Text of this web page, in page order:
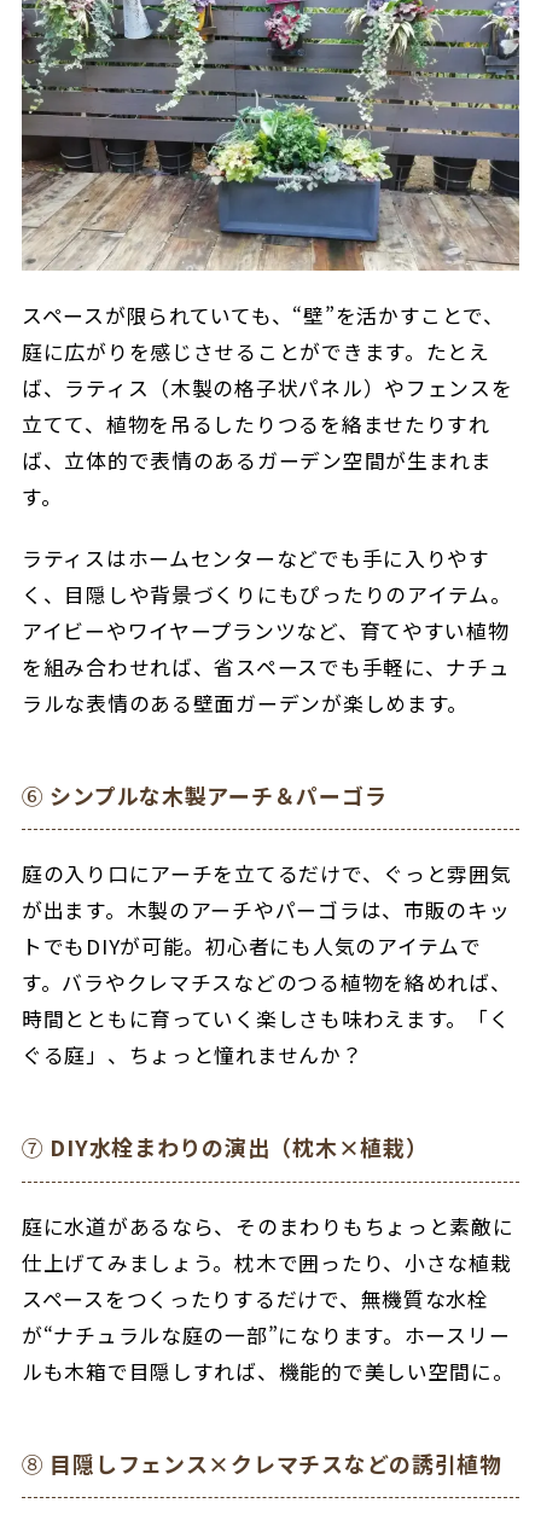
スペースが限られていても、“壁”を活かすことで、
庭に広がりを感じさせることができます。たとえ
ば、ラティス（木製の格子状パネル）やフェンスを
立てて、植物を吊るしたりつるを絡ませたりすれ
ば、立体的で表情のあるガーデン空間が生まれま
す。
ラティスはホームセンターなどでも手に入りやす
く、目隠しや背景づくりにもぴったりのアイテム。
アイビーやワイヤープランツなど、育てやすい植物
を組み合わせれば、省スペースでも手軽に、ナチュ
ラルな表情のある壁面ガーデンが楽しめます。
⑥ シンプルな木製アーチ＆パーゴラ
庭の入り口にアーチを立てるだけで、ぐっと雰囲気
が出ます。 木製のアーチやパーゴラは、市販のキッ
トでもDIYが可能。初心者にも人気のアイテムで
す。 バラやクレマチスなどのつる植物を絡めれば、
時間とともに育っていく楽しさも味わえます。
「く
ぐる庭」、ちょっと憧れませんか？
⑦ DIY水栓まわりの演出（枕木×植栽）
庭に水道があるなら、そのまわりもちょっと素敵に
仕上げてみましょう。枕木で囲ったり、小さな植栽
スペースをつくったりするだけで、無機質な水栓
が“ナチュラルな庭の一部”になります。 ホースリー
ルも木箱で目隠しすれば、機能的で美しい空間に。
⑧ 目隠しフェンス×クレマチスなどの誘引植物